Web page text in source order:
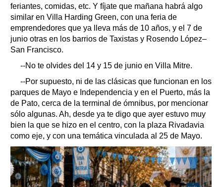
feriantes, comidas, etc. Y fíjate que mañana habrá algo
similar en Villa Harding Green, con una feria de
emprendedores que ya lleva más de 10 años, y el 7 de
junio otras en los barrios de Taxistas y Rosendo López–
San Francisco.
--No te olvides del 14 y 15 de junio en Villa Mitre.
--Por supuesto, ni de las clásicas que funcionan en los
parques de Mayo e Independencia y en el Puerto, más la
de Pato, cerca de la terminal de ómnibus, por mencionar
sólo algunas. Ah, desde ya te digo que ayer estuvo muy
bien la que se hizo en el centro, con la plaza Rivadavia
como eje, y con una temática vinculada al 25 de Mayo.